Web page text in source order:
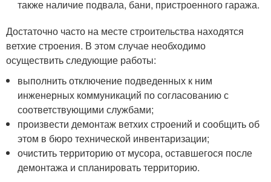
также наличие подвала, бани, пристроенного гаража.
Достаточно часто на месте строительства находятся
ветхие строения. В этом случае необходимо
осуществить следующие работы:
выполнить отключение подведенных к ним
инженерных коммуникаций по согласованию с
соответствующими службами;
произвести демонтаж ветхих строений и сообщить об
этом в бюро технической инвентаризации;
очистить территорию от мусора, оставшегося после
демонтажа и спланировать территорию.